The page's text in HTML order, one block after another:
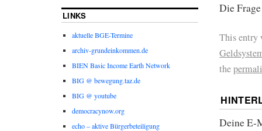
Die
This entry
the
Deine E-
LINKS
aktuelle BGE-Termine
archiv-grundeinkommen.de
BIEN Basic Income Earth Network
BIG @ bewegung.taz.de
BIG @ youtube
democracynow.org
echo – aktive Bürgerbeteiligung